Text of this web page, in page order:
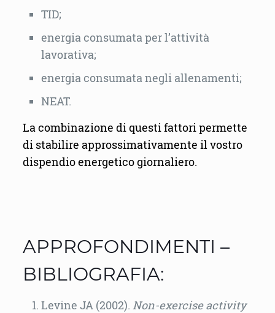
TID;
energia consumata per l’attività
lavorativa;
energia consumata negli allenamenti;
NEAT.
La combinazione di questi fattori permette
di stabilire approssimativamente il vostro
dispendio energetico giornaliero.
APPROFONDIMENTI –
BIBLIOGRAFIA:
Levine JA (2002). Non-exercise activity